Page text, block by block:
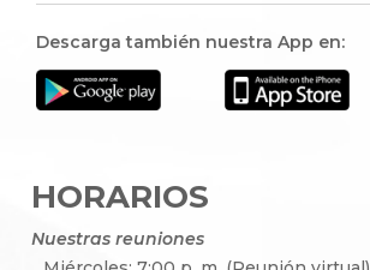
Descarga también nuestra App en:
HORARIOS
Nuestras reuniones